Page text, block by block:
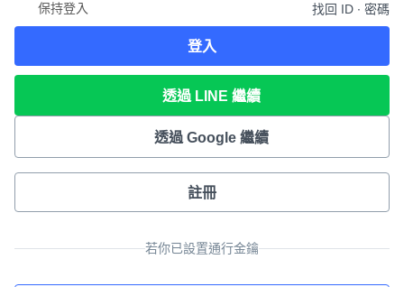
保持登入 找回 ID ∙ 密碼
登入
透過 LINE 繼續
透過 Google 繼續
註冊
若你已設置通行金鑰